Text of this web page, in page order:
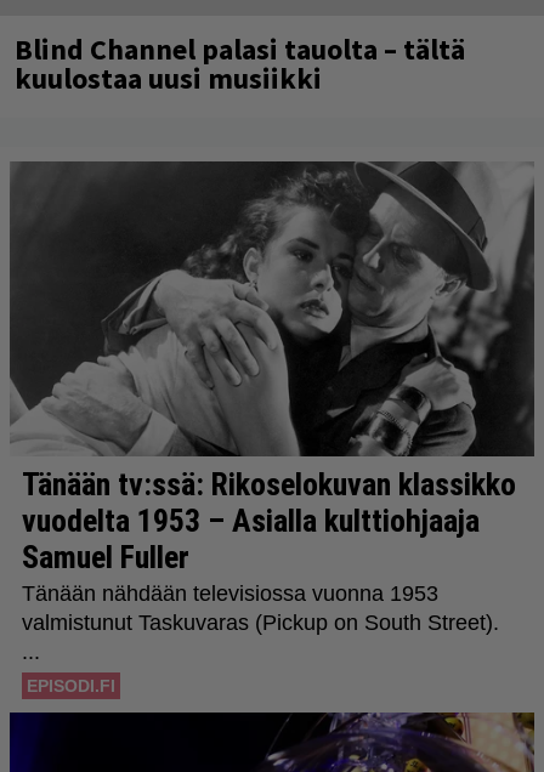
Blind Channel palasi tauolta – tältä
kuulostaa uusi musiikki